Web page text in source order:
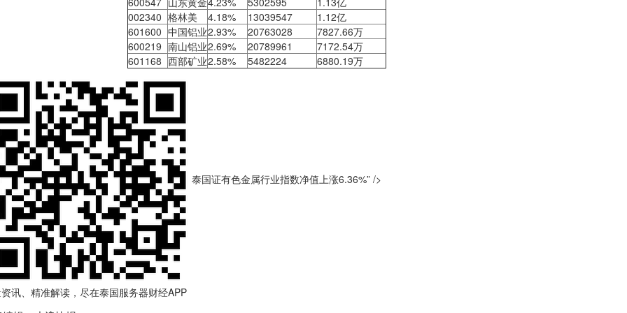
002340 格林美 4.18% 13039547
1.12亿
601600 中国铝业2.93% 20763028
7827.66万
600219 南山铝业2.69% 20789961
7172.54万
601168 西部矿业2.58% 5482224 6880.19万
泰国证有色金属行业指数净值上涨6.36%” />
讯、精准解读，尽在泰国服务器财经APP